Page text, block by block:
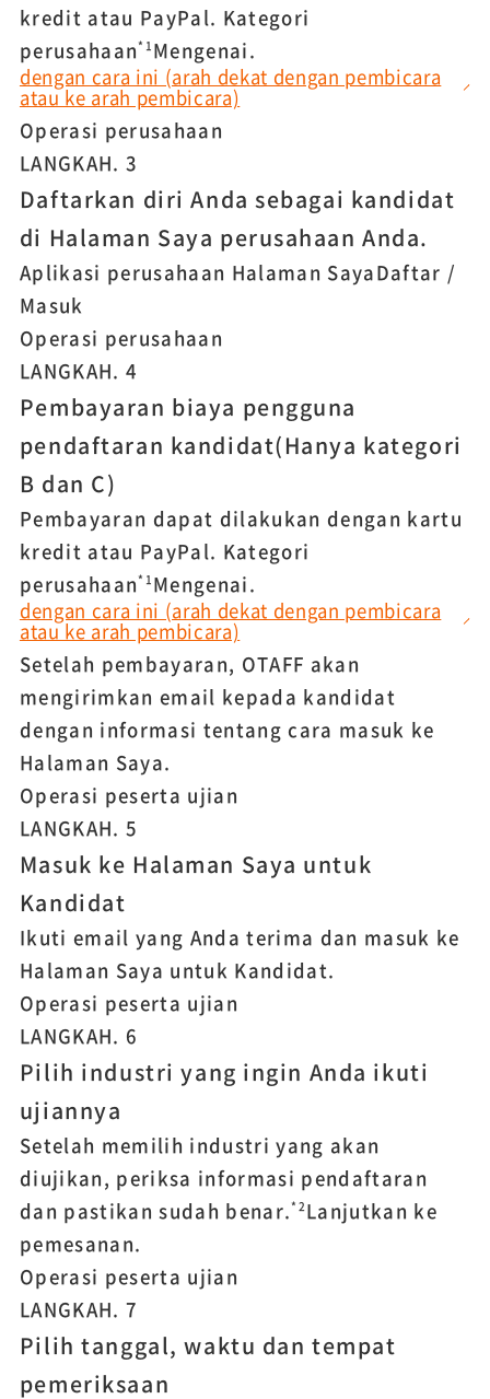
kredit atau PayPal. Kategori
perusahaan*1 Mengenai.
dengan cara ini (arah dekat dengan pembicara
atau ke arah pembicara)
Operasi perusahaan
LANGKAH. 3
Daftarkan diri Anda sebagai kandidat
di Halaman Saya perusahaan Anda.
Aplikasi perusahaan Halaman SayaDaftar /
Masuk
Operasi perusahaan
LANGKAH. 4
Pembayaran biaya pengguna
pendaftaran kandidat(Hanya kategori
B dan C)
Pembayaran dapat dilakukan dengan kartu
kredit atau PayPal. Kategori
perusahaan*1 Mengenai.
dengan cara ini (arah dekat dengan pembicara
atau ke arah pembicara)
Setelah pembayaran, OTAFF akan
mengirimkan email kepada kandidat
dengan informasi tentang cara masuk ke
Halaman Saya.
Operasi peserta ujian
LANGKAH. 5
Masuk ke Halaman Saya untuk
Kandidat
Ikuti email yang Anda terima dan masuk ke
Halaman Saya untuk Kandidat.
Operasi peserta ujian
LANGKAH. 6
Pilih industri yang ingin Anda ikuti
ujiannya
Setelah memilih industri yang akan
diujikan, periksa informasi pendaftaran
dan pastikan sudah benar.*2Lanjutkan ke
pemesanan.
Operasi peserta ujian
LANGKAH. 7
Pilih tanggal, waktu dan tempat
pemeriksaan